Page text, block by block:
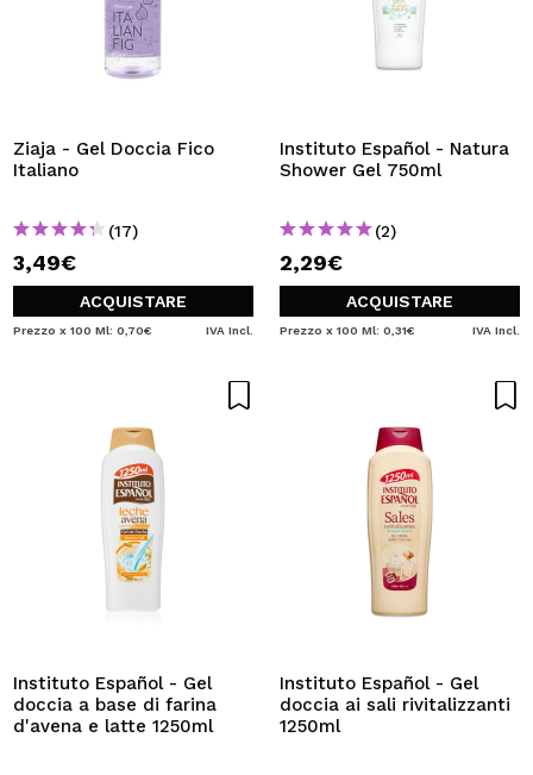
Ziaja - Gel Doccia Fico
Italiano
(17)
3,49€
ACQUISTARE
Prezzo x 100 Ml: 0,70€ IVA Incl.
Instituto Español - Natura
Shower Gel 750ml
(2)
2,29€
ACQUISTARE
Prezzo x 100 Ml: 0,31€ IVA Incl.
Instituto Español - Gel
doccia a base di farina
d'avena e latte 1250ml
Instituto Español - Gel
doccia ai sali rivitalizzanti
1250ml